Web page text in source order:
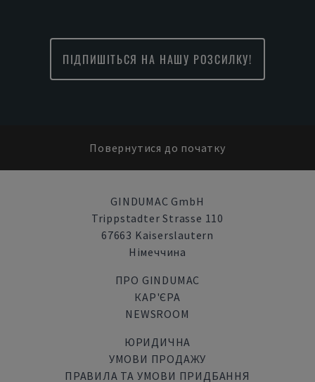
ПІДПИШІТЬСЯ НА НАШУ РОЗСИЛКУ!
Повернутися до початку
GINDUMAC GmbH
Trippstadter Strasse 110
67663 Kaiserslautern
Німеччина
ПРО GINDUMAC
КАР'ЄРА
NEWSROOM
ЮРИДИЧНА
УМОВИ ПРОДАЖУ
ПРАВИЛА ТА УМОВИ ПРИДБАННЯ